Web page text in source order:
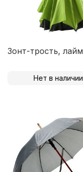
Зонт-трость, лайм
Нет в наличии